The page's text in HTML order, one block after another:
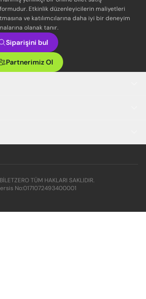
Etkinlik düzenleyicilerin maliyetleri
ve katılımcılarına daha iyi bir deneyim
olanak tanır.
Siparişini bul
Partnerimiz Ol
TÜM HAKLARI SAKLIDIR.
No:0171072493400001